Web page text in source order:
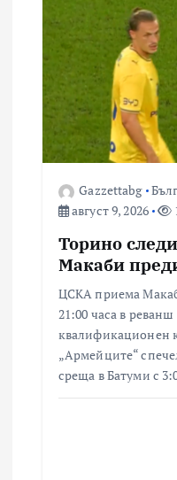
Gazzettabg
август 9, 2026
Торино
Макаби
ЦСКА приема
21:00 часа в реванш
квалификационен
„Армейците“
среща в Батуми с